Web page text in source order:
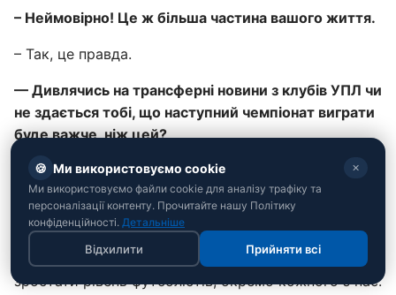
– Неймовірно! Це ж більша частина вашого життя.
– Так, це правда.
— Дивлячись на трансферні новини з клубів УПЛ чи
не здається тобі, що наступний чемпіонат виграти
буде важче, ніж цей?
– Скажу чесно: за активністю інших клубів я не
слідкую. Але класно, що команди підсилюються.
Мені здається, що суперники теж хочуть
вирішувати свої завдання на сезон. І чим
сильнішим буде чемпіонат, тим більше буде
зростати рівень футболістів, окремо кожного з нас.
🍪 Ми використовуємо cookie ✕
Ми використовуємо файли cookie для аналізу трафіку та
персоналізації контенту. Прочитайте нашу Політику
конфіденційності. Детальніше
Відхилити Прийняти всі